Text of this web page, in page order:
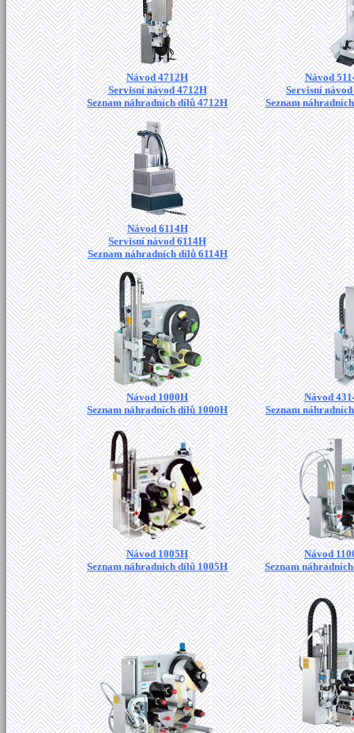
Návod 4712H
Servisní návod 4712H
Seznam náhradních dílů 4712H
Návod
Servisní
Seznam
Návod 6114H
Servisní návod 6114H
Seznam náhradních dílů 6114H
Návod 1000H
Seznam náhradních dílů 1000H
Návod
Seznam
Návod 1005H
Seznam náhradních dílů 1005H
Návod
Seznam